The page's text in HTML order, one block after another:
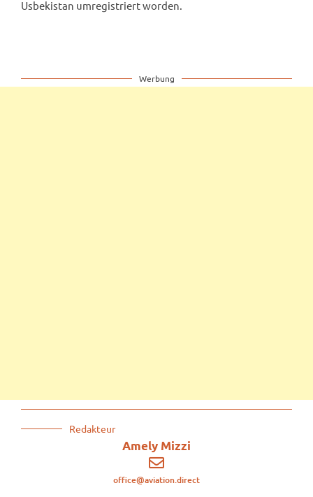
Redakteur
Amely Mizzi
office@aviation.direct
Usbekistan umregistriert worden.
Werbung